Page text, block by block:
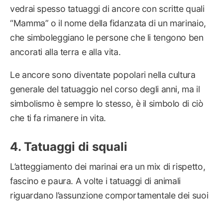
vedrai spesso tatuaggi di ancore con scritte quali
“Mamma” o il nome della fidanzata di un marinaio,
che simboleggiano le persone che li tengono ben
ancorati alla terra e alla vita.
Le ancore sono diventate popolari nella cultura
generale del tatuaggio nel corso degli anni, ma il
simbolismo è sempre lo stesso, è il simbolo di ciò
che ti fa rimanere in vita.
Tatuaggi di squali
L’atteggiamento dei marinai era un mix di rispetto,
fascino e paura. A volte i tatuaggi di animali
riguardano l’assunzione comportamentale dei suoi